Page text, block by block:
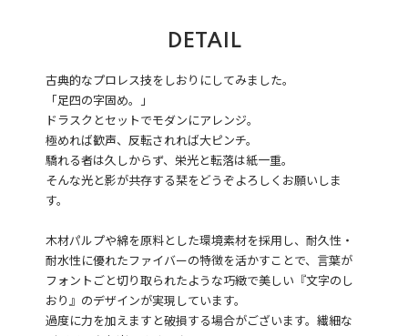
DETAIL
古典的なプロレス技をしおりにしてみました。
「足四の字固め。」
ドラスクとセットでモダンにアレンジ。
極めれば歓声、反転されれば大ピンチ。
驕れる者は久しからず、栄光と転落は紙一重。
そんな光と影が共存する栞をどうぞよろしくお願いしま
す。
木材パルプや綿を原料とした環境素材を採用し、耐久性・
耐水性に優れたファイバーの特徴を活かすことで、言葉が
フォントごと切り取られたような巧緻で美しい『文字のし
おり』のデザインが実現しています。
過度に力を加えますと破損する場合がございます。繊細な